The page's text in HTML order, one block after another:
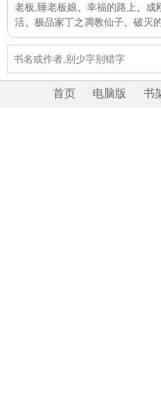
老板,睡老板娘
幸福的路上 成
活
极品家丁之凋教仙子 破灭
首页 电脑版 书